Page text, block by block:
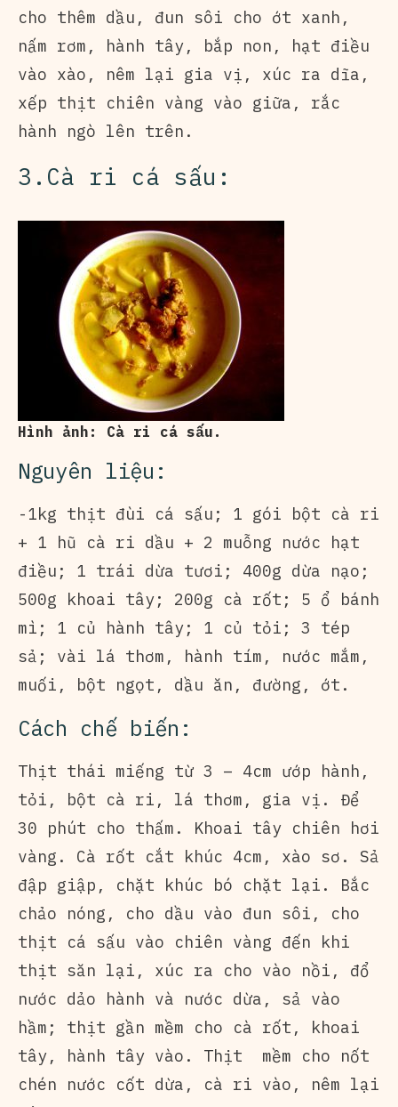
cho thêm dầu, đun sôi cho ớt xanh,
nấm rơm, hành tây, bắp non, hạt điều
vào xào, nêm lại gia vị, xúc ra dĩa,
xếp thịt chiên vàng vào giữa, rắc
hành ngò lên trên.
3.Cà ri cá sấu:
Hình ảnh: Cà ri cá sấu.
Nguyên liệu:
-1kg thịt đùi cá sấu; 1 gói bột cà ri
+ 1 hũ cà ri dầu + 2 muỗng nước hạt
điều; 1 trái dừa tươi; 400g dừa nạo;
500g khoai tây; 200g cà rốt; 5 ổ bánh
mì; 1 củ hành tây; 1 củ tỏi; 3 tép
sả; vài lá thơm, hành tím, nước mắm,
muối, bột ngọt, dầu ăn, đường, ớt.
Cách chế biến:
Thịt thái miếng từ 3 – 4cm ướp hành,
tỏi, bột cà ri, lá thơm, gia vị. Để
30 phút cho thấm. Khoai tây chiên hơi
vàng. Cà rốt cắt khúc 4cm, xào sơ. Sả
đập giập, chặt khúc bó chặt lại. Bắc
chảo nóng, cho dầu vào đun sôi, cho
thịt cá sấu vào chiên vàng đến khi
thịt săn lại, xúc ra cho vào nồi, đổ
nước dảo hành và nước dừa, sả vào
hầm; thịt gần mềm cho cà rốt, khoai
tây, hành tây vào. Thịt mềm cho nốt
chén nước cốt dừa, cà ri vào, nêm lại